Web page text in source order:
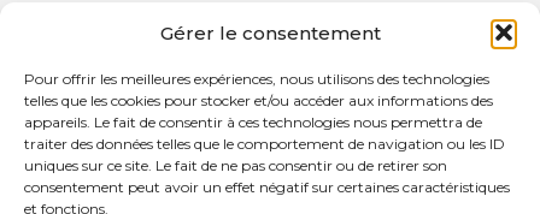
Gérer le consentement
Pour offrir les meilleures expériences, nous utilisons des technologies
telles que les cookies pour stocker et/ou accéder aux informations des
appareils. Le fait de consentir à ces technologies nous permettra de
traiter des données telles que le comportement de navigation ou les ID
uniques sur ce site. Le fait de ne pas consentir ou de retirer son
consentement peut avoir un effet négatif sur certaines caractéristiques
et fonctions.
les petites madeleines